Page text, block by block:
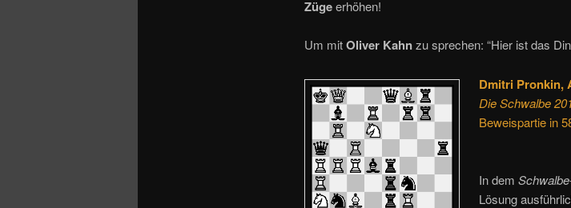
Zügeerhöhen!
Um mitOliver Kahnzu sprechen: “Hier ist das
Dmitri Pronkin,
Die Schwalbe
Beweispartie in
In demSchwalbe
Lösung